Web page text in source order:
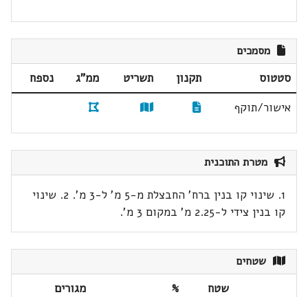
מסמכים
סטטוס תקנון תשריט ממ"ג
נספח
אישור/תוקף
מטרת התוכנית
1. שינוי קו בנין ברח' החבצלת מ-5 מ' ל-3 מ'. 2. שינוי
קו בנין צידי ל-2.25 מ' במקום 3 מ'.
שטחים
שטח
%
מגורים